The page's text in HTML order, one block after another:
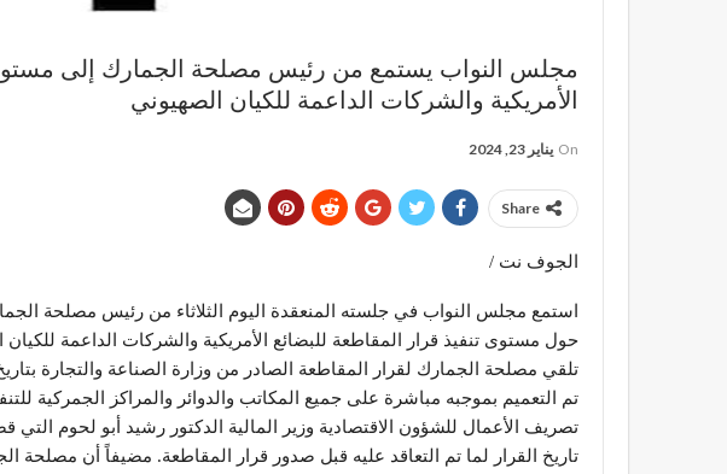
مجلس النواب يستمع من رئيس مصلحة الجمارك إلى مستوى
الأمريكية والشركات الداعمة للكيان الصهيوني
On يناير 23, 2024
Share
الجوف نت /
استمع مجلس النواب في جلسته المنعقدة اليوم الثلاثاء من رئيس مصلحة
حول مستوى تنفيذ قرار المقاطعة للبضائع الأمريكية والشركات الداعمة للكيان
تم التعميم بموجبه مباشرة على جميع المكاتب والدوائر والمراكز الجمركية
تصريف الأعمال للشؤون الاقتصادية وزير المالية الدكتور رشيد أبو لحوم
تاريخ القرار لما تم التعاقد عليه قبل صدور قرار المقاطعة. مضيفاً أن مصلحة